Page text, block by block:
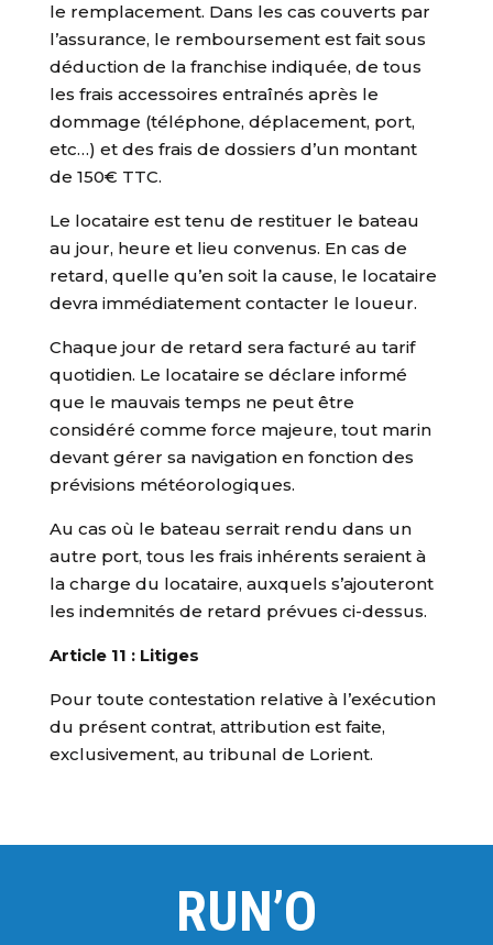
le remplacement. Dans les cas couverts par
l’assurance, le remboursement est fait sous
déduction de la franchise indiquée, de tous
les frais accessoires entraînés après le
dommage (téléphone, déplacement, port,
etc…) et des frais de dossiers d’un montant
de 150€ TTC.
Le locataire est tenu de restituer le bateau
au jour, heure et lieu convenus. En cas de
retard, quelle qu’en soit la cause, le locataire
devra immédiatement contacter le loueur.
Chaque jour de retard sera facturé au tarif
quotidien. Le locataire se déclare informé
que le mauvais temps ne peut être
considéré comme force majeure, tout marin
devant gérer sa navigation en fonction des
prévisions météorologiques.
Au cas où le bateau serrait rendu dans un
autre port, tous les frais inhérents seraient à
la charge du locataire, auxquels s’ajouteront
les indemnités de retard prévues ci-dessus.
Article 11 : Litiges
Pour toute contestation relative à l’exécution
du présent contrat, attribution est faite,
exclusivement, au tribunal de Lorient.
RUN’O